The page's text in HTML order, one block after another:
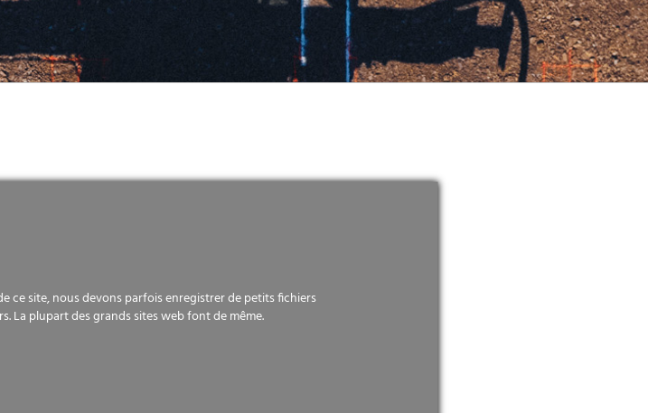
ce site, nous devons parfois enregistrer de petits fichiers
La plupart des grands sites web font de même.